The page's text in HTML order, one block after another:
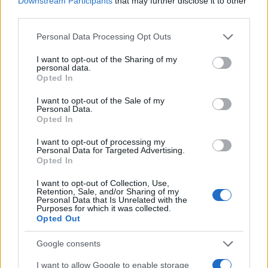
Please note that this website/app uses one or more Google
not limited to your visit or usage behaviour. You may click to
grant or deny consent to Google and its third-party tags to
use your data for below specified purposes in below Google
consent section.
Personal Data Processing Opt Outs
I want to opt-out of the Sharing of my
personal data.
Opted In
I want to opt-out of the Sale of my
Personal Data.
Opted In
I want to opt-out of processing my
Personal Data for Targeted Advertising.
Opted In
I want to opt-out of Collection, Use,
Retention, Sale, and/or Sharing of my
Personal Data that Is Unrelated with the
Purposes for which it was collected.
Opted Out
Google consents
I want to allow Google to enable storage
ψηλότερο σκαλί του βάθρου, σε μια χρονιά όπου
σε σταθερή βάση περνά πάνω από τα 8.20μ.
Έτσι, για πρώτη φορά στην Ιστορία η Ελλάδα είδε
έναν αθλητή του μήκους να φτάνει τόσο ψηλά σε
διοργάνωση τέτοιου επιπέδου. Κανείς στο
παρελθόν από αυτούς που είχαν συμμετάσχει σε
ανέβει στο βάθρο, με καλύτερη έως σήμερα
παρουσία εκείνη του Κώστα Κουκοδήμου το 1995
στο Γκέτεμποργκ, όπου είχε πάρει την 6η θέση.
Ο Μίλτος Τεντόγλου ξεκίνησε μεν μ΄ ένα μεγάλο
άλμα, πολύ πάνω από τα 8 μέτρα, αλλά, δε, όμως,
για ελάχιστα εκατοστά ήταν άκυρος. Το ίδιο
συνέβη και με τον Αμερικανό, Μαργκίς Ντεντί, εκ